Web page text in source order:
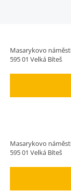
Masarykovo
595 01 Velká Bíteš
Masarykovo
595 01 Velká Bíteš